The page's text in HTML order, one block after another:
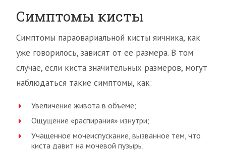
Симптомы кисты
Симптомы параовариальной кисты яичника, как
уже говорилось, зависят от ее размера. В том
случае, если киста значительных размеров, могут
наблюдаться такие симптомы, как:
Увеличение живота в объеме;
Ощущение «распирания» изнутри;
Учащенное мочеиспускание, вызванное тем, что
киста давит на мочевой пузырь;